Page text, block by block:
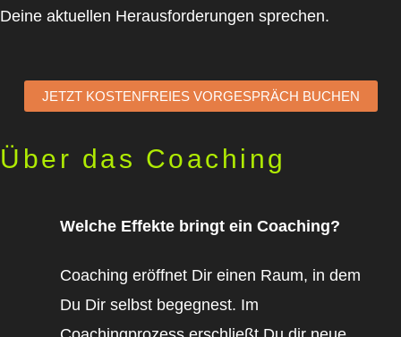
Deine aktuellen Herausforderungen sprechen.
JETZT KOSTENFREIES VORGESPRÄCH BUCHEN
Über das Coaching
Welche Effekte bringt ein Coaching?
Coaching eröffnet Dir einen Raum, in dem
Du Dir selbst begegnest. Im